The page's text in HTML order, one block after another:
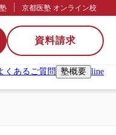
京都医塾 オンライン校
くあるご質問 塾概要 line
資料請求